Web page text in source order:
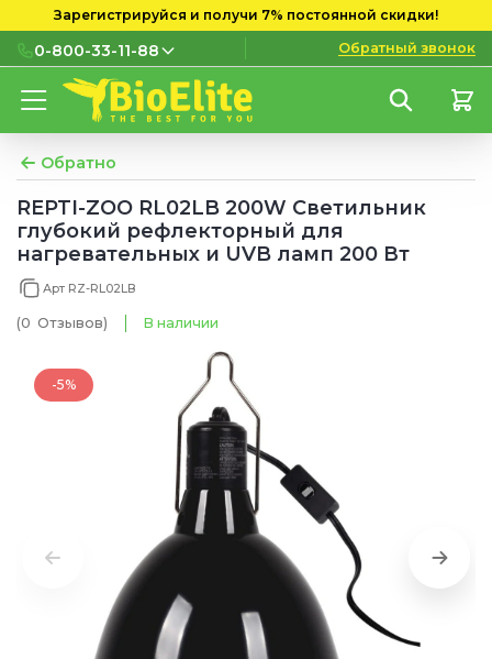
Зарегистрируйся и получи 7% постоянной скидки!
0-800-33-11-88
0-800-33-11-88
мобильных номеров
(097) 133 11 88
(095) 133 11 88
(073) 133 11 88
Обратный звонок
Обратно
REPTI-ZOO RL02LB 200W Светильник
глубокий рефлекторный для
нагревательных и UVB ламп 200 Вт
Арт RZ-RL02LB
(0 Отзывов) В наличии
-5%